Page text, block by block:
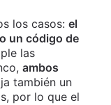
los casos: el
un código de
las
ambos
también un
por lo que el